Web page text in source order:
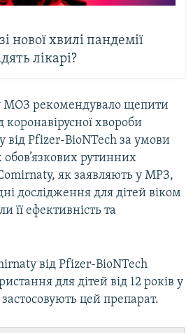
нової хвилі пандемії
лікарі?
МОЗ рекомендувало щепити
коронавірусної хвороби
Pfizer-BioNTech за умови
обов’язкових рутинних
як заявляють у МРЗ,
дослідження для дітей віком
її ефективність та
від Pfizer-BioNTech
для дітей від 12 років у
цей препарат.